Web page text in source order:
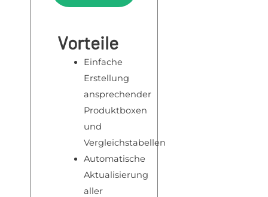
Vorteile
Einfache
Erstellung
ansprechender
Produktboxen
und
Vergleichstabellen
Automatische
Aktualisierung
aller